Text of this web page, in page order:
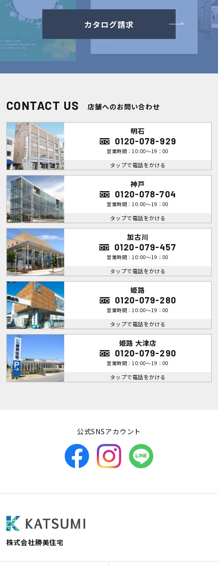
カタログ請求
CONTACT US 店舗へのお問い合わせ
明石
0120-078-929
営業時間：10:00～19：00
タップで電話をかける
神戸
0120-078-704
営業時間：10:00～19：00
タップで電話をかける
加古川
0120-079-457
営業時間：10:00～19：00
タップで電話をかける
姫路
0120-079-280
営業時間：10:00～19：00
タップで電話をかける
姫路 大津店
0120-079-290
営業時間：10:00～19：00
タップで電話をかける
公式SNSアカウント
株式会社勝美住宅